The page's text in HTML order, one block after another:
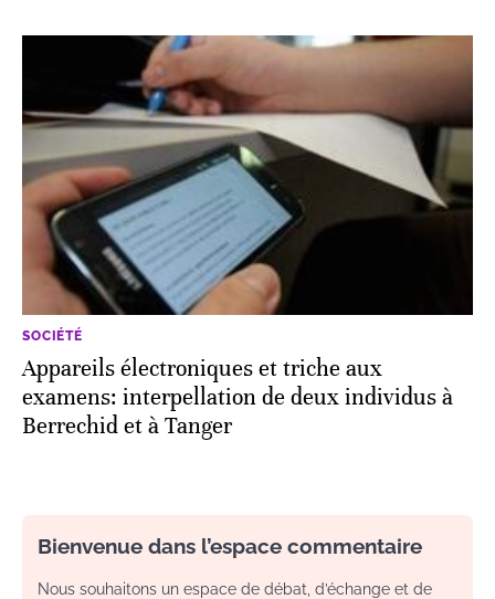
SOCIÉTÉ
Appareils électroniques et triche aux
examens: interpellation de deux individus à
Berrechid et à Tanger
Bienvenue dans l’espace commentaire
Nous souhaitons un espace de débat, d’échange et de